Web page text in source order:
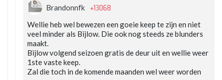
Brandonnfk +13068
Wellie heb wel bewezen een goeie keep te zijn en niet
veel minder als Bijlow. Die ook nog steeds ze blunders
maakt.
Bijlow volgend seizoen gratis de deur uit en wellie weer
1ste vaste keep.
Zal die toch in de komende maanden wel weer worden